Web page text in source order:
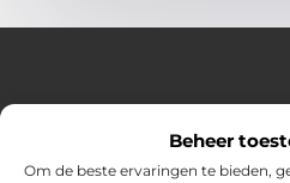
Beheer
Om de beste ervaringen te bieden,
Jouw bron voor inspiratie en
dagelijks leven.